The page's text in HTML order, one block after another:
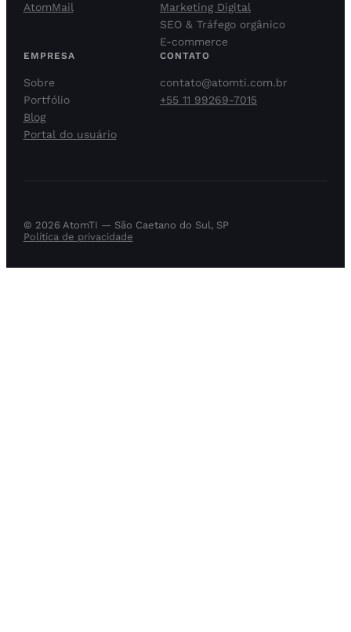
AtomMail
Marketing Digital
SEO & Tráfego orgânico
E-commerce
EMPRESA
Sobre
Portfólio
Blog
Portal do usuário
CONTATO
contato@atomti.com.br
+55 11 99269-7015
© 2026 AtomTI — São Caetano do Sul, SP
Política de privacidade